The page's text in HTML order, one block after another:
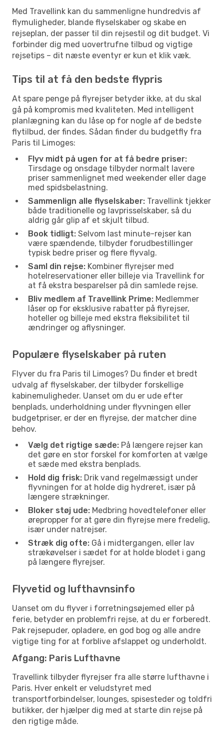
Med Travellink kan du sammenligne hundredvis af
flymuligheder, blande flyselskaber og skabe en
rejseplan, der passer til din rejsestil og dit budget. Vi
forbinder dig med uovertrufne tilbud og vigtige
rejsetips – dit næste eventyr er kun et klik væk.
Tips til at få den bedste flypris
At spare penge på flyrejser betyder ikke, at du skal
gå på kompromis med kvaliteten. Med intelligent
planlægning kan du låse op for nogle af de bedste
flytilbud, der findes. Sådan finder du budgetfly fra
Paris til Limoges:
Flyv midt på ugen for at få bedre priser:
Tirsdage og onsdage tilbyder normalt lavere
priser sammenlignet med weekender eller dage
med spidsbelastning.
Sammenlign alle flyselskaber: Travellink tjekker
både traditionelle og lavprisselskaber, så du
aldrig går glip af et skjult tilbud.
Book tidligt: Selvom last minute-rejser kan
være spændende, tilbyder forudbestillinger
typisk bedre priser og flere flyvalg.
Saml din rejse: Kombiner flyrejser med
hotelreservationer eller billeje via Travellink for
at få ekstra besparelser på din samlede rejse.
Bliv medlem af Travellink Prime: Medlemmer
låser op for eksklusive rabatter på flyrejser,
hoteller og billeje med ekstra fleksibilitet til
ændringer og aflysninger.
Populære flyselskaber på ruten
Flyver du fra Paris til Limoges? Du finder et bredt
udvalg af flyselskaber, der tilbyder forskellige
kabinemuligheder. Uanset om du er ude efter
benplads, underholdning under flyvningen eller
budgetpriser, er der en flyrejse, der matcher dine
behov.
Vælg det rigtige sæde: På længere rejser kan
det gøre en stor forskel for komforten at vælge
et sæde med ekstra benplads.
Hold dig frisk: Drik vand regelmæssigt under
flyvningen for at holde dig hydreret, især på
længere strækninger.
Bloker støj ude: Medbring hovedtelefoner eller
ørepropper for at gøre din flyrejse mere fredelig,
især under natrejser.
Stræk dig ofte: Gå i midtergangen, eller lav
strækøvelser i sædet for at holde blodet i gang
på længere flyrejser.
Flyvetid og lufthavnsinfo
Uanset om du flyver i forretningsøjemed eller på
ferie, betyder en problemfri rejse, at du er forberedt.
Pak rejsepuder, opladere, en god bog og alle andre
vigtige ting for at forblive afslappet og underholdt.
Afgang: Paris Lufthavne
Travellink tilbyder flyrejser fra alle større lufthavne i
Paris. Hver enkelt er veludstyret med
transportforbindelser, lounges, spisesteder og toldfri
butikker, der hjælper dig med at starte din rejse på
den rigtige måde.